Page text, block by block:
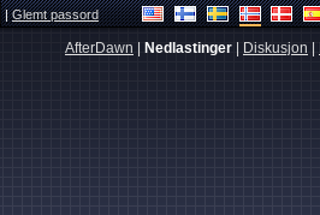
|Glemt passord
AfterDawn Nedlastinger Diskusjon